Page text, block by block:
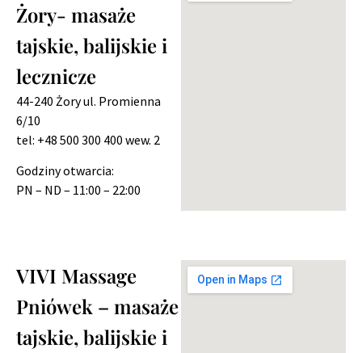
Żory- masaże
tajskie, balijskie i
lecznicze
44-240 Żory ul. Promienna
6/10
tel: +48 500 300 400 wew. 2
Godziny otwarcia:
PN – ND – 11:00 – 22:00
VIVI Massage
Pniówek – masaże
tajskie, balijskie i